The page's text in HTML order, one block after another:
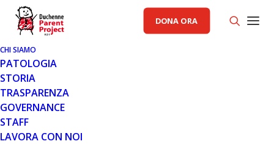
DONA ORA
CHI SIAMO
PATOLOGIA
STORIA
TRASPARENZA
GOVERNANCE
STAFF
LAVORA CON NOI
AREA SCIENZA PP
31 LUG 2020